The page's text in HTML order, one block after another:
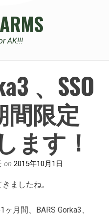
AK!!!
、SSO
間限定
ます！
on2015年10月1日
ましたね。
月間、BARS Gorka3、